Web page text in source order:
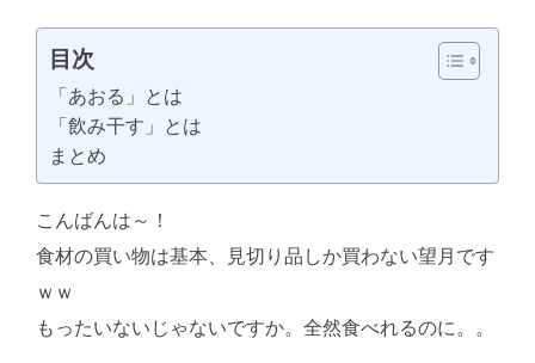
目次
「あおる」とは
「飲み干す」とは
まとめ
こんばんは～！
食材の買い物は基本、見切り品しか買わない望月です
ｗｗ
もったいないじゃないですか。全然食べれるのに。。